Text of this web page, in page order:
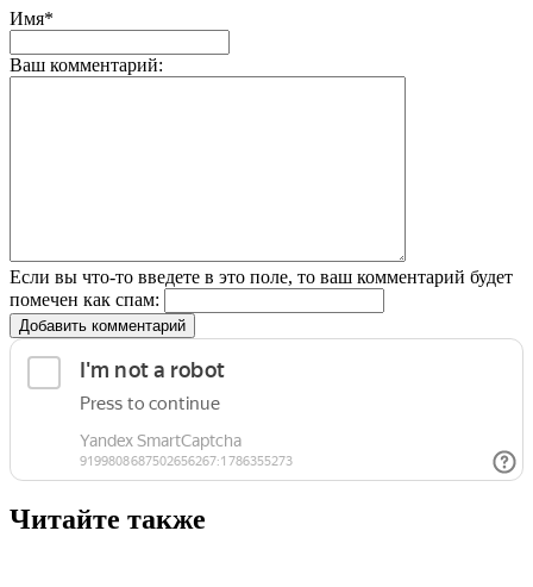
Имя*
Ваш комментарий:
Если вы что-то введете в это поле, то ваш комментарий будет
помечен как спам:
Добавить комментарий
Читайте также